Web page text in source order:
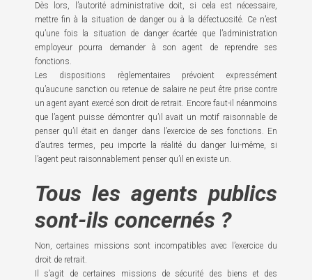
Dès lors, l’autorité administrative doit, si cela est nécessaire,
mettre fin à la situation de danger ou à la défectuosité. Ce n’est
qu’une fois la situation de danger écartée que l’administration
employeur pourra demander à son agent de reprendre ses
fonctions.
Les dispositions règlementaires prévoient expressément
qu’aucune sanction ou retenue de salaire ne peut être prise contre
un agent ayant exercé son droit de retrait. Encore faut-il néanmoins
que l’agent puisse démontrer qu’il avait un motif raisonnable de
penser qu’il était en danger dans l’exercice de ses fonctions. En
d’autres termes, peu importe la réalité du danger lui-même, si
l’agent peut raisonnablement penser qu’il en existe un.
Tous les agents publics
sont-ils concernés ?
Non, certaines missions sont incompatibles avec l’exercice du
droit de retrait.
Il s’agit de certaines missions de sécurité des biens et des